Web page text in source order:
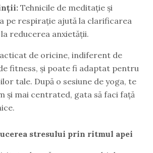
Tehnicile de meditație și
pe respirație ajută la clarificarea
reducerea anxietății.
de oricine, indiferent de
fitness, și poate fi adaptat pentru
tale. După o sesiune de yoga, te
și mai centrated, gata să faci față
stresului prin ritmul apei